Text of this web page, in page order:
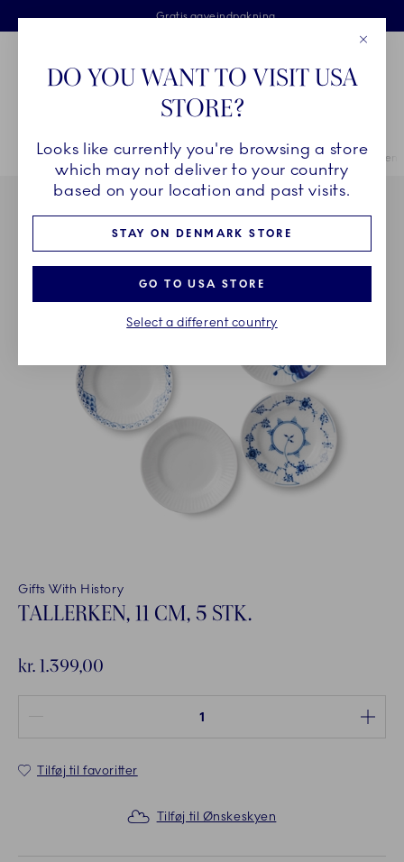
Skip Navigation
Fri levering ved køb over 500 kr. og fri retur
Gratis gaveindpakning
2 års brudgaranti
Royal Copenhagen
Breadcrumb Headlinesss
HjemSTEL Stel Gifts With History Gifts With History tallerken,
Gifts With History
TALLERKEN, 11 CM, 5 STK.
kr. 1.399,00
Tilføj til favoritter
Tilføj til Ønskeskyen
DO YOU WANT TO VISIT USA
STORE?
Looks like currently you're browsing a store
which may not deliver to your country
based on your location and past visits.
STAY ON DENMARK STORE
GO TO USA STORE
Select a different country